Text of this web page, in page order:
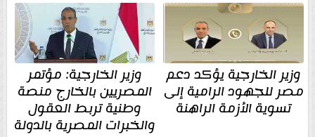
وزير الخارجية يؤكد دعم
مصر للجهود الرامية إلى
تسوية الأزمة الراهنة
وزير الخارجية: مؤتمر
المصريين بالخارج منصة
وطنية تربط العقول
والخبرات المصرية بالدولة